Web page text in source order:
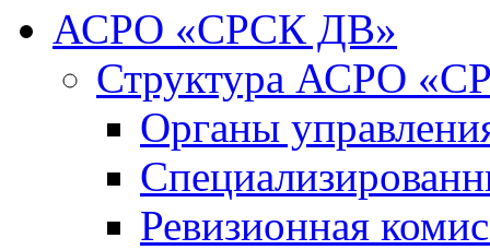
АСРО «СРСК ДВ»
Структура АСРО
Органы
Ревизионная